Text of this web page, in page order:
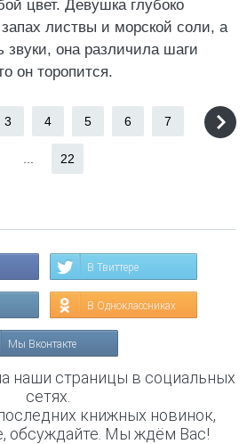
цвет. Девушка глубоко
листвы и морской соли, а
звуки, она различила шаги
он торопится.
3 4 5 6 7
22
В Твиттере
В Одноклассниках
Мы Вконтакте
наши страницы в социальных
сетях.
книжных новинок,
обсуждайте. Мы ждём Вас!